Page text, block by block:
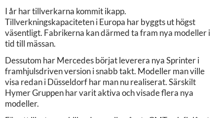
I år har tillverkarna kommit ikapp.
Tillverkningskapaciteten i Europa har byggts ut högst
väsentligt. Fabrikerna kan därmed ta fram nya modeller i
tid till mässan.
Dessutom har Mercedes börjat leverera nya Sprinter i
framhjulsdriven version i snabb takt. Modeller man ville
visa redan i Düsseldorf har man nu realiserat. Särskilt
Hymer Gruppen har varit aktiva och visade flera nya
modeller.